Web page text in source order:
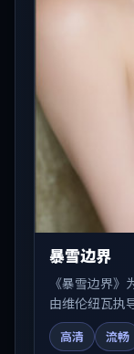
暴雪边界
《暴雪边界》
由维伦纽瓦执
人物弧光与节
感。适合关注
高清 流畅